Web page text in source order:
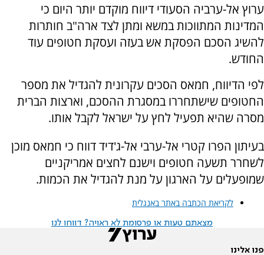
ערוץ אל-ערביה הסעודי דיווח מוקדם יותר היום כי
המדינות המתווכות במשא ומתן לצד ארה"ב חותרות
להשיג הסכם הפסקת אש בעזה ועסקת חטופים עוד
החודש.
לפי הדיווח, חמאס הסכים עקרונית להגדיל את מספר
החטופים שישתחררו במסגרת ההסכם, וארצות הברית
מסרה שהיא תפעיל לחץ על ישראל לקבל אותו.
בעיתון הפרו קטרי אל-ערבי אל-ג'דיד דווח כי חמאס מוכן
לשחרר תשעה חטופים וישנם לחצים אמריקניים
שמופעלים על הארגון על מנת להגדיל את הכמות.
לקריאת הכתבה באתר באנגלית
מצאתם טעות או פרסומת לא ראויה? דווחו לנו
פנו אלינו